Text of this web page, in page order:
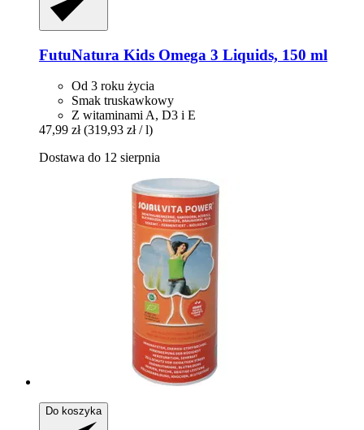
FutuNatura Kids Omega 3 Liquids, 150 ml
Od 3 roku życia
Smak truskawkowy
Z witaminami A, D3 i E
47,99 zł (319,93 zł / l)
Dostawa do 12 sierpnia
Do koszyka